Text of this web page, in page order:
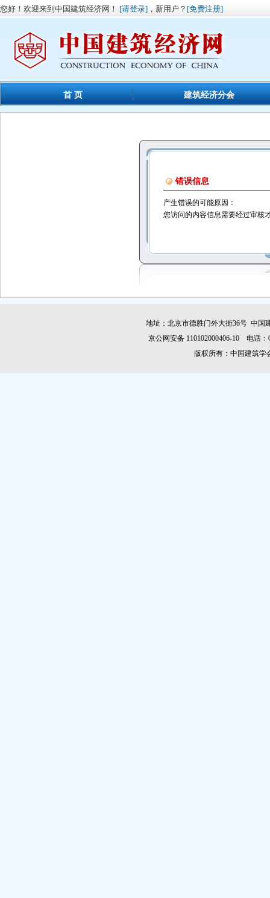
您好！欢迎来到中国建筑经济网！ [请登录] ，新用户？ [免费注册]
首 页 建筑经济分会
错误信息
产生错误的可能原因：
您访问的内容信息需要经过审核
地址：北京市德胜门外大街36号 中
京公网安备 110102000406-10 电话：
版权所有：中国建筑